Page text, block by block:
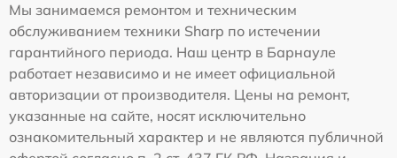
Мы занимаемся ремонтом и техническим
обслуживанием техники Sharp по истечении
гарантийного периода. Наш центр в Барнауле
работает независимо и не имеет официальной
авторизации от производителя. Цены на ремонт,
указанные на сайте, носят исключительно
ознакомительный характер и не являются публичной